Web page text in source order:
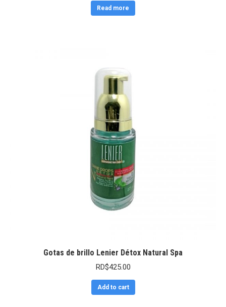
Read more
Gotas de brillo Lenier Détox Natural Spa
RD$425.00
Add to cart